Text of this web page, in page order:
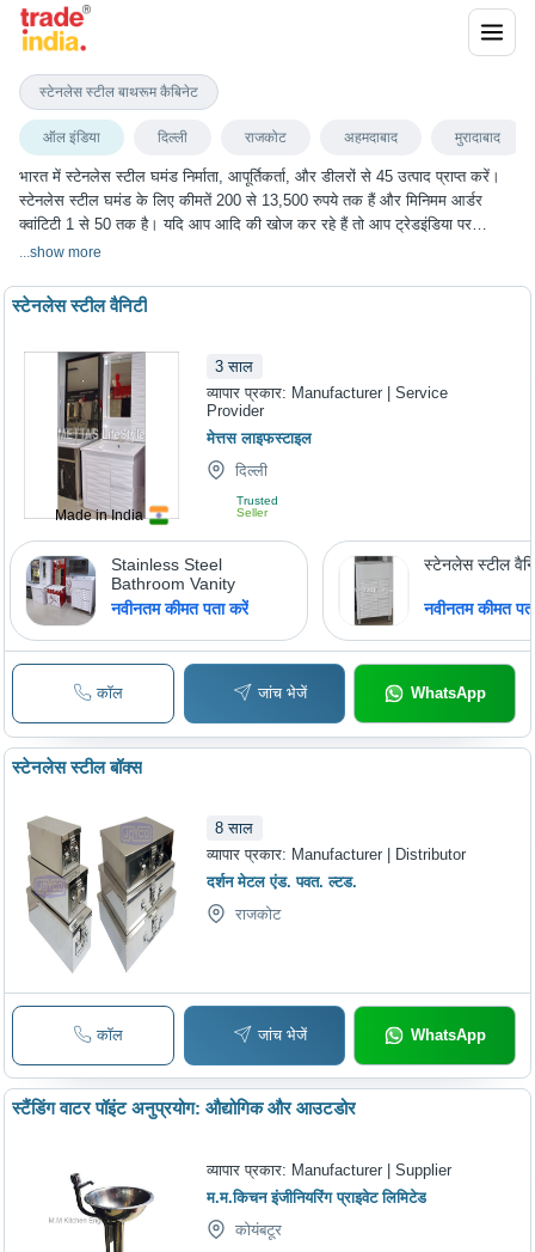
भारत में स्टेनलेस स्टील घमंड निर्माता, आपूर्तिकर्ता, और डीलरों से 45 उत्पाद प्राप्त करें।
स्टेनलेस स्टील घमंड के लिए कीमतें 200 से 13,500 रुपये तक हैं और मिनिमम आर्डर
क्वांटिटी 1 से 50 तक है। यदि आप आदि की खोज कर रहे हैं तो आप ट्रेडइंडिया पर
स्टेनलेस स्टील घमंड के सबसे अच्छा विकल्प चुन सकते हैं। हम विभिन्न शहरों में स्टेनलेस
जालंधर और कई अन्य शहर शामिल हैं।
...show more
ऑल इंडिया दिल्ली राजकोट अहमदाबाद मुरादाबाद
Made in India
स्टेनलेस स्टील वैनिटी
3 साल
व्यापार प्रकार: Manufacturer | Service
Provider
मेत्तस लाइफस्टाइल
दिल्ली
Trusted
Seller
Stainless Steel
Bathroom Vanity
नवीनतम कीमत पता करें
स्टेनलेस स्टील
नवीनतम कीमत
कॉल जांच भेजें WhatsApp
स्टेनलेस स्टील बॉक्स
8 साल
व्यापार प्रकार: Manufacturer | Distributor
दर्शन मेटल एंड. पवत. ल्टड.
राजकोट
कॉल जांच भेजें WhatsApp
स्टैंडिंग वाटर पॉइंट अनुप्रयोग: औद्योगिक और आउटडोर
व्यापार प्रकार: Manufacturer | Supplier
म.म.किचन इंजीनियरिंग प्राइवेट लिमिटेड
कोयंबटूर
स्टेनलेस स्टील बाथरूम कैबिनेट